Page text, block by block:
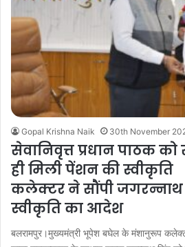
Gopal Krishna Naik 30th November
सेवानिवृत्त प्रधान पाठक को
ही मिली पेंशन की स्वीकृति
कलेक्टर ने सौंपी
स्वीकृति का आदेश
बलरामपुर।मुख्यमंत्री भूपेश बघेल के मंशानुरूप